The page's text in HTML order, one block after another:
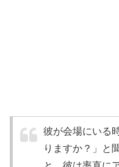
彼が会場にいる
りますか？」と